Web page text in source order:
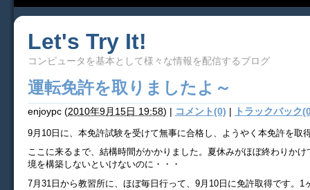
Let's Try It!
コンピュータを基本として様々な情報を配信するブログ
運転免許を取りましたよ～
enjoypc (2010年9月15日 19:58) | コメント(0) | トラックバック
9月10日に、本免許試験を受けて無事に合格し、ようやく本免許を取
ここに来るまで、結構時間がかかりました。夏休みがほぼ終わりかけ
境を構築しないといけないのに・・・
7月31日から教習所に、ほぼ毎日行って、9月10日に免許取得です。1